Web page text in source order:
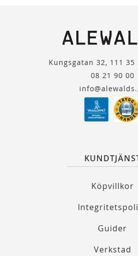
Kungsgatan 32, 111 35
08 21 90 00
Köpvillkor
Guider
Verkstad